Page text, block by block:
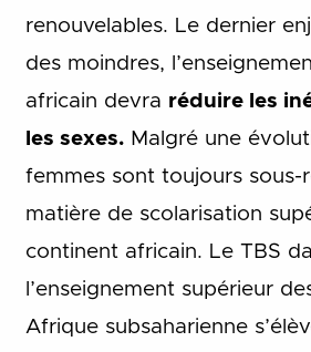
renouvelables. Le dernier
des moindres,
africain devra réduire les
les sexes. Malgré une
femmes sont toujours
matière de scolarisation
continent africain. Le TBS
l’enseignement supérieur
Afrique subsaharienne